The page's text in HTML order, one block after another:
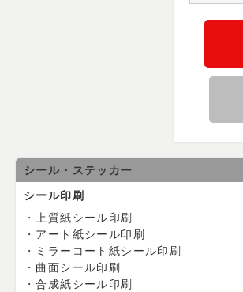
シール・ステッカー
シール印刷
上質紙シール印刷
アート紙シール印刷
ミラーコート紙シール印刷
曲面シール印刷
合成紙シール印刷